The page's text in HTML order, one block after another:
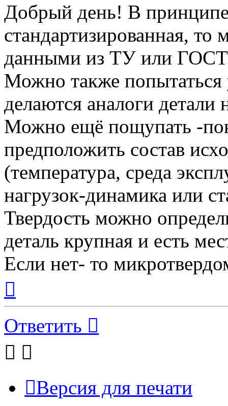
Добрый день! В
стандартизированная, то
данными из ТУ или
Можно также попытаться
делаются аналоги детали
Можно ещё пощупать -
предположить состав
(температура, среда
нагрузок-динамика или
Твердость можно
деталь крупная и есть
Если нет- то
началу
Ответить
Версия для печати